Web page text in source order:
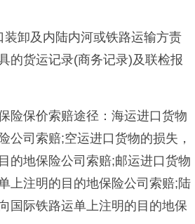
装卸及内陆内河或铁路运输方责
的货运记录(商务记录)及联检报
险保价索赔途径：海运进口货物
公司索赔;空运进口货物的损失，
的地保险公司索赔;邮运进口货物
上注明的目的地保险公司索赔;陆
国际铁路运单上注明的目的地保